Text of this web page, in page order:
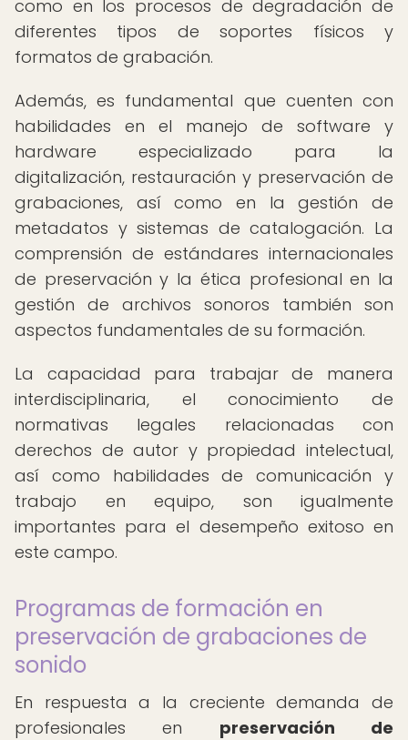
como en los procesos de degradación de
diferentes tipos de soportes físicos y
formatos de grabación.
Además, es fundamental que cuenten con
habilidades en el manejo de software y
hardware especializado para la
digitalización, restauración y preservación de
grabaciones, así como en la gestión de
metadatos y sistemas de catalogación. La
comprensión de estándares internacionales
de preservación y la ética profesional en la
gestión de archivos sonoros también son
aspectos fundamentales de su formación.
La capacidad para trabajar de manera
interdisciplinaria, el conocimiento de
normativas legales relacionadas con
derechos de autor y propiedad intelectual,
así como habilidades de comunicación y
trabajo en equipo, son igualmente
importantes para el desempeño exitoso en
este campo.
Programas de formación en
preservación de grabaciones de
sonido
En respuesta a la creciente demanda de
profesionales en preservación de